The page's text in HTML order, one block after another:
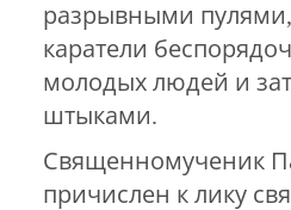
разрывными
каратели
молодых людей и
штыками.
Священномученик
причислен к лику